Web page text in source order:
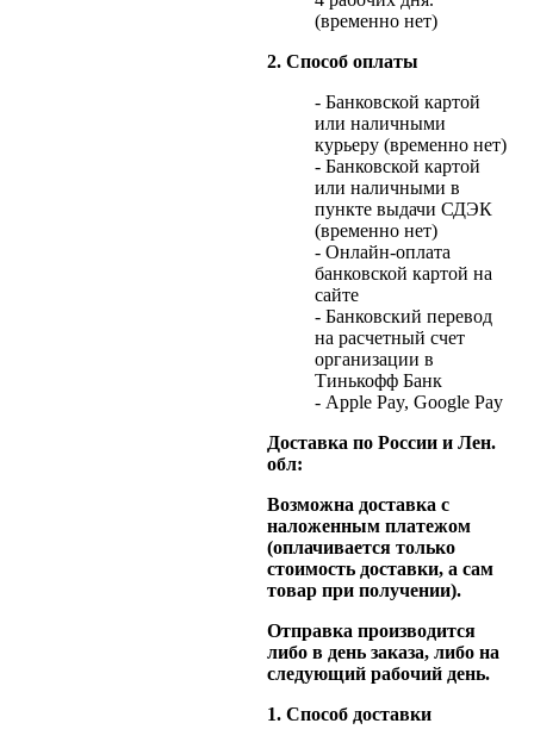
(временно нет)
2. Способ оплаты
- Банковской картой
или наличными
курьеру (временно нет)
- Банковской картой
или наличными в
пункте выдачи СДЭК
(временно нет)
- Онлайн-оплата
банковской картой на
сайте
- Банковский перевод
на расчетный счет
организации в
Тинькофф Банк
- Apple Pay, Google Pay
Доставка по России и Лен.
обл:
Возможна доставка с
наложенным платежом
(оплачивается только
стоимость доставки, а сам
товар при получении).
Отправка производится
либо в день заказа, либо на
следующий рабочий день.
1. Способ доставки